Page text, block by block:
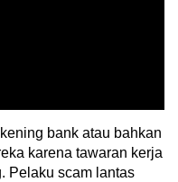
bank atau bahkan
karena tawaran kerja
Pelaku scam lantas